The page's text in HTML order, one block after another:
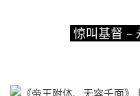
惊叫基督 –